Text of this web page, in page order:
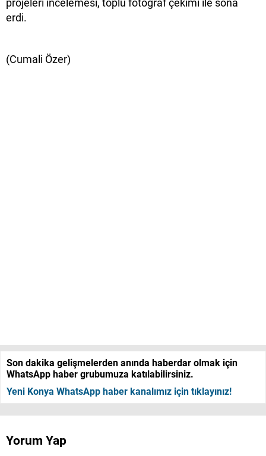
projeleri incelemesi, toplu fotoğraf çekimi ile sona
erdi.
(Cumali Özer)
Son dakika gelişmelerden anında haberdar olmak için
WhatsApp haber grubumuza katılabilirsiniz.
Yeni Konya WhatsApp haber kanalımız için tıklayınız!
Yorum Yap